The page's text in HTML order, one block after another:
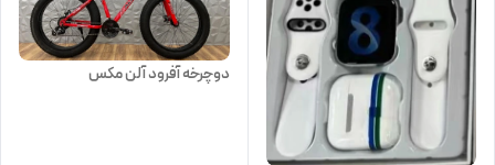
دوچرخه آفرود آلن مکس